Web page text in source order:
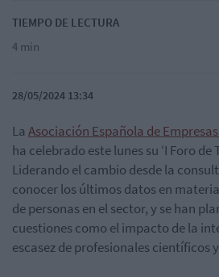
TIEMPO DE LECTURA
4 min
28/05/2024 13:34
La Asociación Española de
ha celebrado este lunes su ‘I Foro
Liderando el cambio desde la
conocer los últimos datos en
de personas en el sector, y se han
cuestiones como el impacto de la
escasez de profesionales científicos